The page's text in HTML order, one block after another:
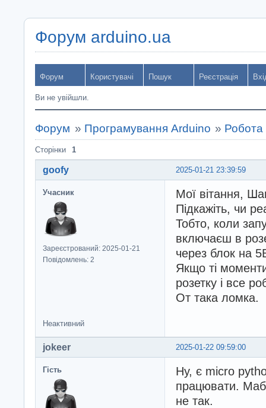
Форум arduino.ua
Форум Користувачі Пошук Реєстрація
Ви не увійшли.
Форум » Програмування Arduino »
Сторінки 1
2025-01-21 23:39:59
goofy
Учасник
Зареєстрований: 2025-01-21
Повідомлень: 2
Мої вітання,
Підкажіть, чи
Тобто, коли
включаєш в
через блок на
Якщо ті
розетку і все
От така ломка.
Неактивний
2025-01-22 09:59:00
jokeer
Гість
Ну, є micro
працювати.
не так.